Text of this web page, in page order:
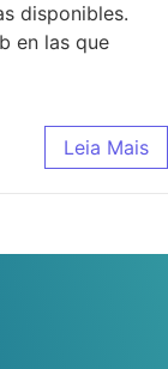
disponibles.
en las que
Leia Mais